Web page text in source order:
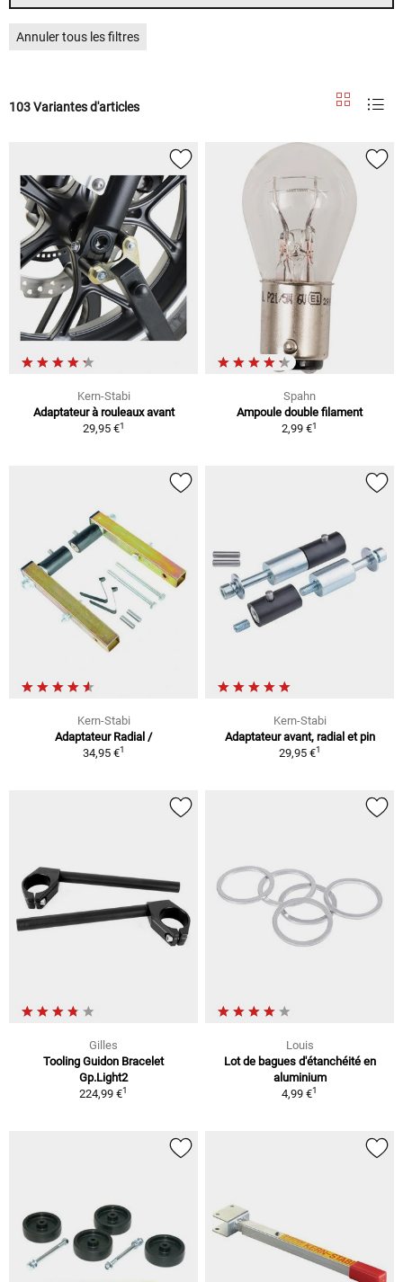
Annuler tous les filtres
103 Variantes d'articles
Kern-Stabi
Adaptateur à rouleaux avant
29,95 €1
Spahn
Ampoule double filament
2,99 €1
Kern-Stabi
Adaptateur Radial /
34,95 €1
Kern-Stabi
Adaptateur avant, radial et pin
29,95 €1
Gilles
Tooling Guidon Bracelet
Gp.Light2
224,99 €1
Louis
Lot de bagues d'étanchéité en
aluminium
4,99 €1